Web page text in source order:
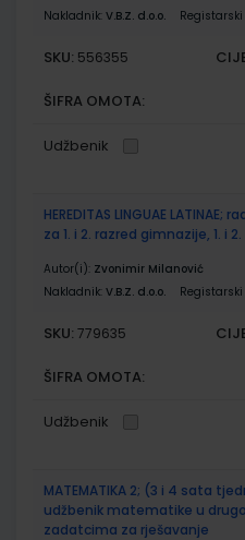
Nakladnik: V.B.Z. d.o.o.
SKU: 556355
ŠIFRA OMOTA:
Udžbenik
HEREDITAS LINGUAE
za 1. i 2. razred gimnazije, 1. i
Autor(i): Zvonimir Milanović
Nakladnik: V.B.Z. d.o.o.
SKU: 779635
ŠIFRA OMOTA:
Udžbenik
MATEMATIKA 2; (3 i 4 sata
udžbenik matematike u
zadatcima za rješavanje